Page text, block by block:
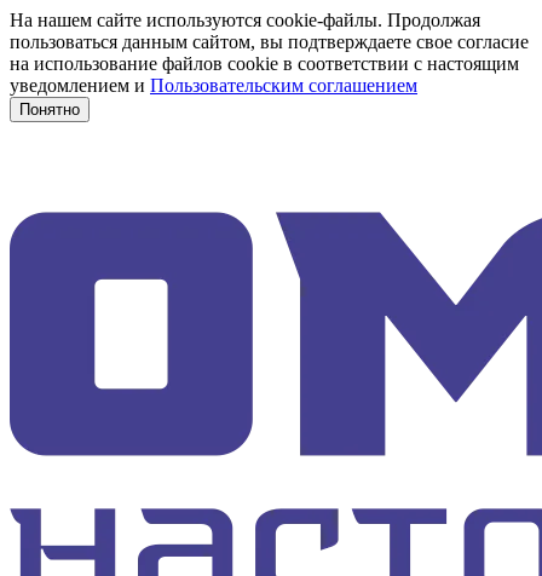
На нашем сайте используются cookie-файлы. Продолжая
пользоваться данным сайтом, вы подтверждаете свое согласие
на использование файлов cookie в соответствии с настоящим
уведомлением и Пользовательским соглашением
Понятно